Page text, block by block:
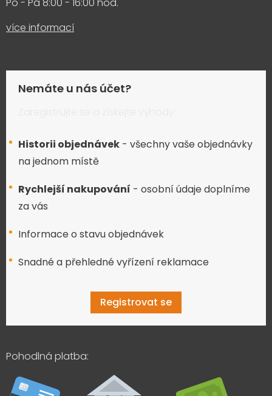
Po - Pá 8:00 - 16:00 hod.
více informací
Nemáte u nás účet?
Historii objednávek - všechny vaše objednávky
na jednom místě
Rychlejší nakupování - osobní údaje doplníme
za vás
Informace o stavu objednávek
Snadné a přehledné vyřízení reklamace
Registrovat se
Pohodlná platba: